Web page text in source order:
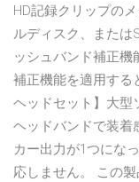
HD記録クリップの
ルディスク、または
ッシュバンド補正機
補正機能を適用する
ヘッドセット】大型
ヘッドバンドで装
カー出力が1つにな
応しません。 この